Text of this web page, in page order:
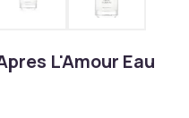
L'Amour Eau